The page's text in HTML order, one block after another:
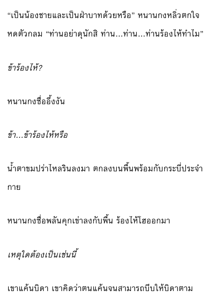
“เป็นน้องชายและเป็นฝ่าบาทด้วยหรือ” หนานกงหลิ่วตกใจ
หดตัวกลม “ท่านอย่าดุนักสิ ท่าน…ท่าน…ท่านร้องไห้ทำไม”
ข้าร้องไห้?
หนานกงซื่ออึ้งงัน
ข้า…ข้าร้องไห้หรือ
น้ำตาขมปร่าไหลรินลงมา ตกลงบนพื้นพร้อมกับกระบี่ประจำ
กาย
หนานกงซื่อพลันคุกเข่าลงกับพื้น ร้องไห้โฮออกมา
เหตุใดต้องเป็นเช่นนี้
เขาแค้นบิดา เขาคิดว่าตนแค้นจนสามารถบีบให้บิดาตาม